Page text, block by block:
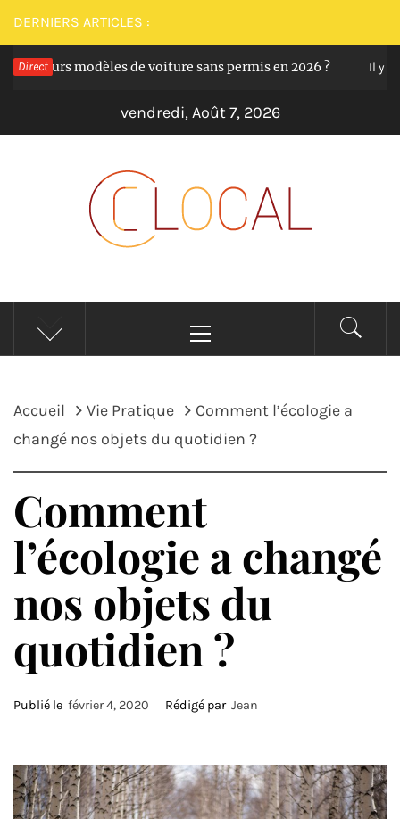
Passer
au
contenu
DERNIERS ARTICLES :
Direct modèles de voiture sans permis en 2026 ? Il y a
vendredi, Août 7, 2026
CLOCAL
De la proximité dans vos services
principal
Accueil Vie Pratique
Comment l’écologie a
changé nos objets du quotidien ?
Comment
l’écologie a changé
nos objets du
quotidien ?
Publié le février 4, 2020 Rédigé par Jean